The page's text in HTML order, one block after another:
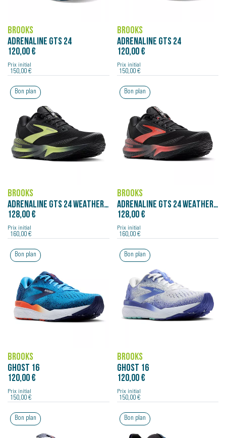
BROOKS
ADRENALINE GTS 24
120,00 €
Prix initial
150,00 €
BROOKS
ADRENALINE GTS 24
120,00 €
Prix initial
150,00 €
Bon plan
BROOKS
ADRENALINE GTS 24 WEATHERIZED
128,00 €
Prix initial
160,00 €
Bon plan
BROOKS
ADRENALINE GTS 24 WEATHERIZED
128,00 €
Prix initial
160,00 €
Bon plan
BROOKS
GHOST 16
120,00 €
Prix initial
150,00 €
Bon plan
BROOKS
GHOST 16
120,00 €
Prix initial
150,00 €
Bon plan Bon plan